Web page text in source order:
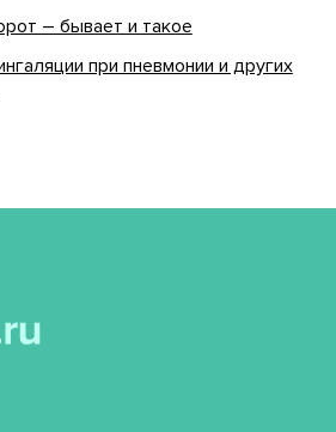
– бывает и такое
при пневмонии и других